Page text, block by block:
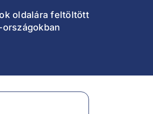
oldalára feltöltött